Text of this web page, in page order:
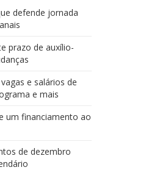
defende jornada
prazo de auxílio-
e salários de
e mais
um financiamento ao
de dezembro